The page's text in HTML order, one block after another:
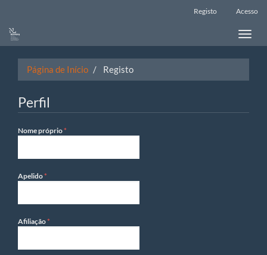
Registo Acesso
Toggle
Página de Início Registo
Perfil
Nome próprio*
Apelido*
Afiliação*